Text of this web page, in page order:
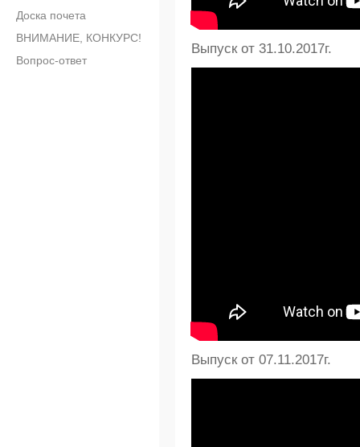
Доска почета
ВНИМАНИЕ, КОНКУРС!
Вопрос-ответ
Выпуск от 31.10.2017г.
Выпуск от 07.11.2017г.